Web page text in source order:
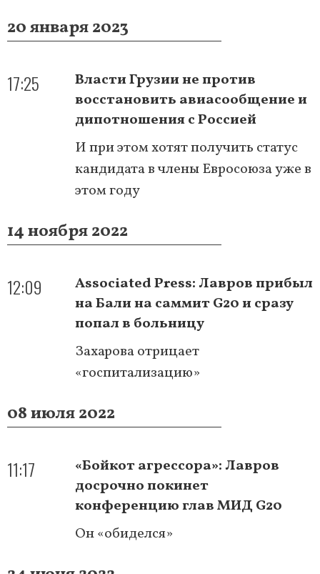
20 января 2023
17:25
Власти Грузии не против
восстановить авиасообщение и
дипотношения с Россией
И при этом хотят получить статус
кандидата в члены Евросоюза уже в
этом году
14 ноября 2022
12:09
Associated Press: Лавров прибыл
на Бали на саммит G20 и сразу
попал в больницу
Захарова отрицает
«госпитализацию»
08 июля 2022
11:17
«Бойкот агрессора»: Лавров
досрочно покинет
конференцию глав МИД G20
Он «обиделся»